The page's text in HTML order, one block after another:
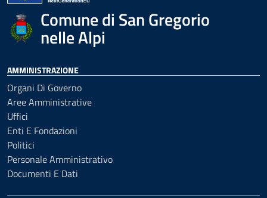
Comune di San Gregorio
nelle Alpi
AMMINISTRAZIONE
Organi Di Governo
Aree Amministrative
Uffici
Enti E Fondazioni
Politici
Personale Amministrativo
Documenti E Dati